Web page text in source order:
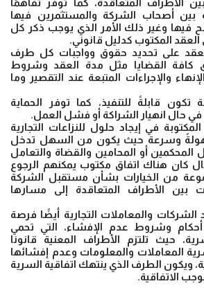
بين الأطراف المتعاقدة، كما توفر تفاهمًا
بين أصحاب الشركة والمستثمرين فيها
فيها وغير ذلك الأمر الذي يوجب ذكر كل
المكتوب كدليل قانوني.
على تحديد حقوق وواجبات كل طرف
كافة القضايا مثل مدة العقد وشروط
والإجراءات المتبعة عند التقصير وما
تكون قابلةً للتنفيذ، كما توفر الحماية
في حال انهيار الشراكة أو فشل العمل.
في إيجاد حلول للنزاعات التجارية
وسرعة حيث يكون من السهل تدخل
المحكمين أو المحامين والقضاة والتعامل
كان هناك اتفاق مكتوب يمكنهم الرجوع
من الخيارات بشأن مستقبل الشركة
بين الأطراف المتعاقدة إلى مسارها
الشركات والمعاملات التجارية أيضًا فرصة
أحكام وشروط عدم الإفشاء، التي تحمي
حيث تلتزم الأطراف المعنية قانونا
المعاملات والمعلومات وعدم إفشائها
ويكون الطرف الذي ينتهك اتفاقية السرية
الاتفاقية.